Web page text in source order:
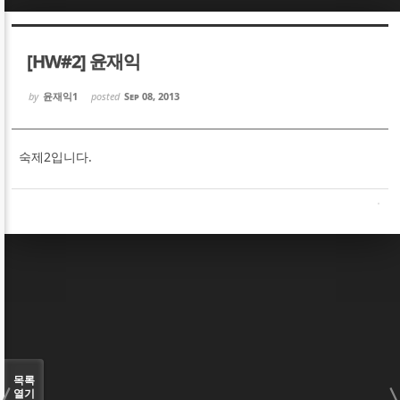
[HW#2] 윤재익
by 윤재익1 posted Sep 08, 2013
숙제2입니다.
목록
열기
Sketchbook5, 스케치북5
Sketchbook5, 스케치북5
Sketchbook5, 스케치북5
Sketchbook5, 스케치북5